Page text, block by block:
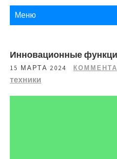
Меню
Инновационные
15 МАРТА 2024
техники